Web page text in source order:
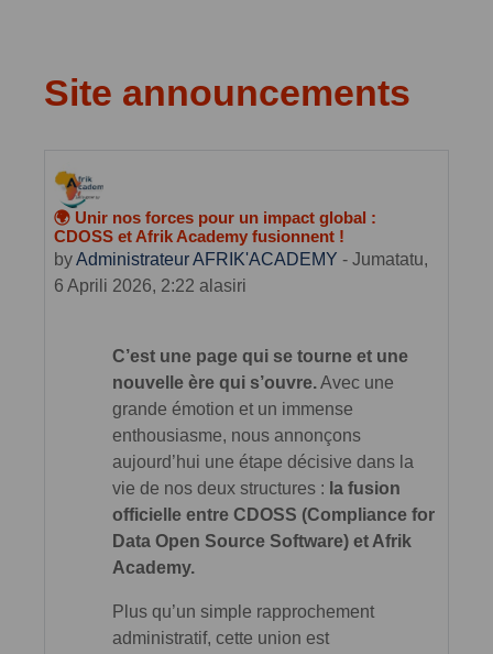
Site announcements
🌍 Unir nos forces pour un impact global :
CDOSS et Afrik Academy fusionnent !
byAdministrateur AFRIK'ACADEMY - Jumatatu,
6 Aprili 2026, 2:22 alasiri
C’est une page qui se tourne et une
nouvelle ère qui s’ouvre.Avec une
grande émotion et un immense
enthousiasme, nous annonçons
aujourd’hui une étape décisive dans la
vie de nos deux structures : la fusion
officielle entre CDOSS (Compliance for
Data Open Source Software) et Afrik
Academy.
Plus qu’un simple rapprochement
administratif, cette union est